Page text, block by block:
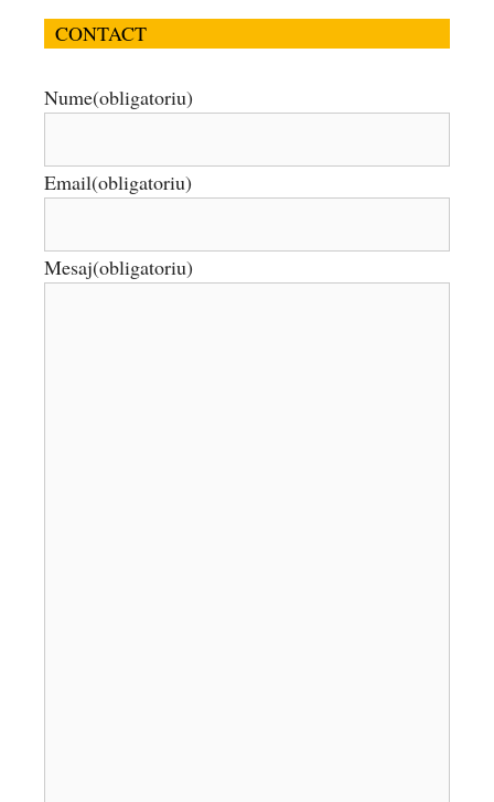
CONTACT
Nume(obligatoriu)
Email(obligatoriu)
Mesaj(obligatoriu)